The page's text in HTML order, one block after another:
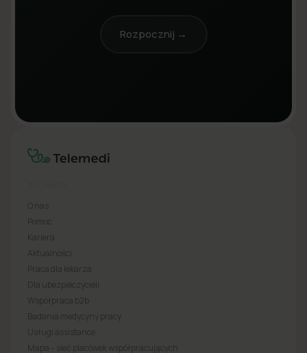
Rozpocznij →
O nas
Pomoc
Kariera
Aktualności
Praca dla lekarza
Dla ubezpieczycieli
Współpraca b2b
Badania medycyny pracy
Usługi assistance
Mapa – sieć placówek współpracujących